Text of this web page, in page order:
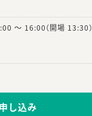
～ 16:00（開場 13:30）
し込み